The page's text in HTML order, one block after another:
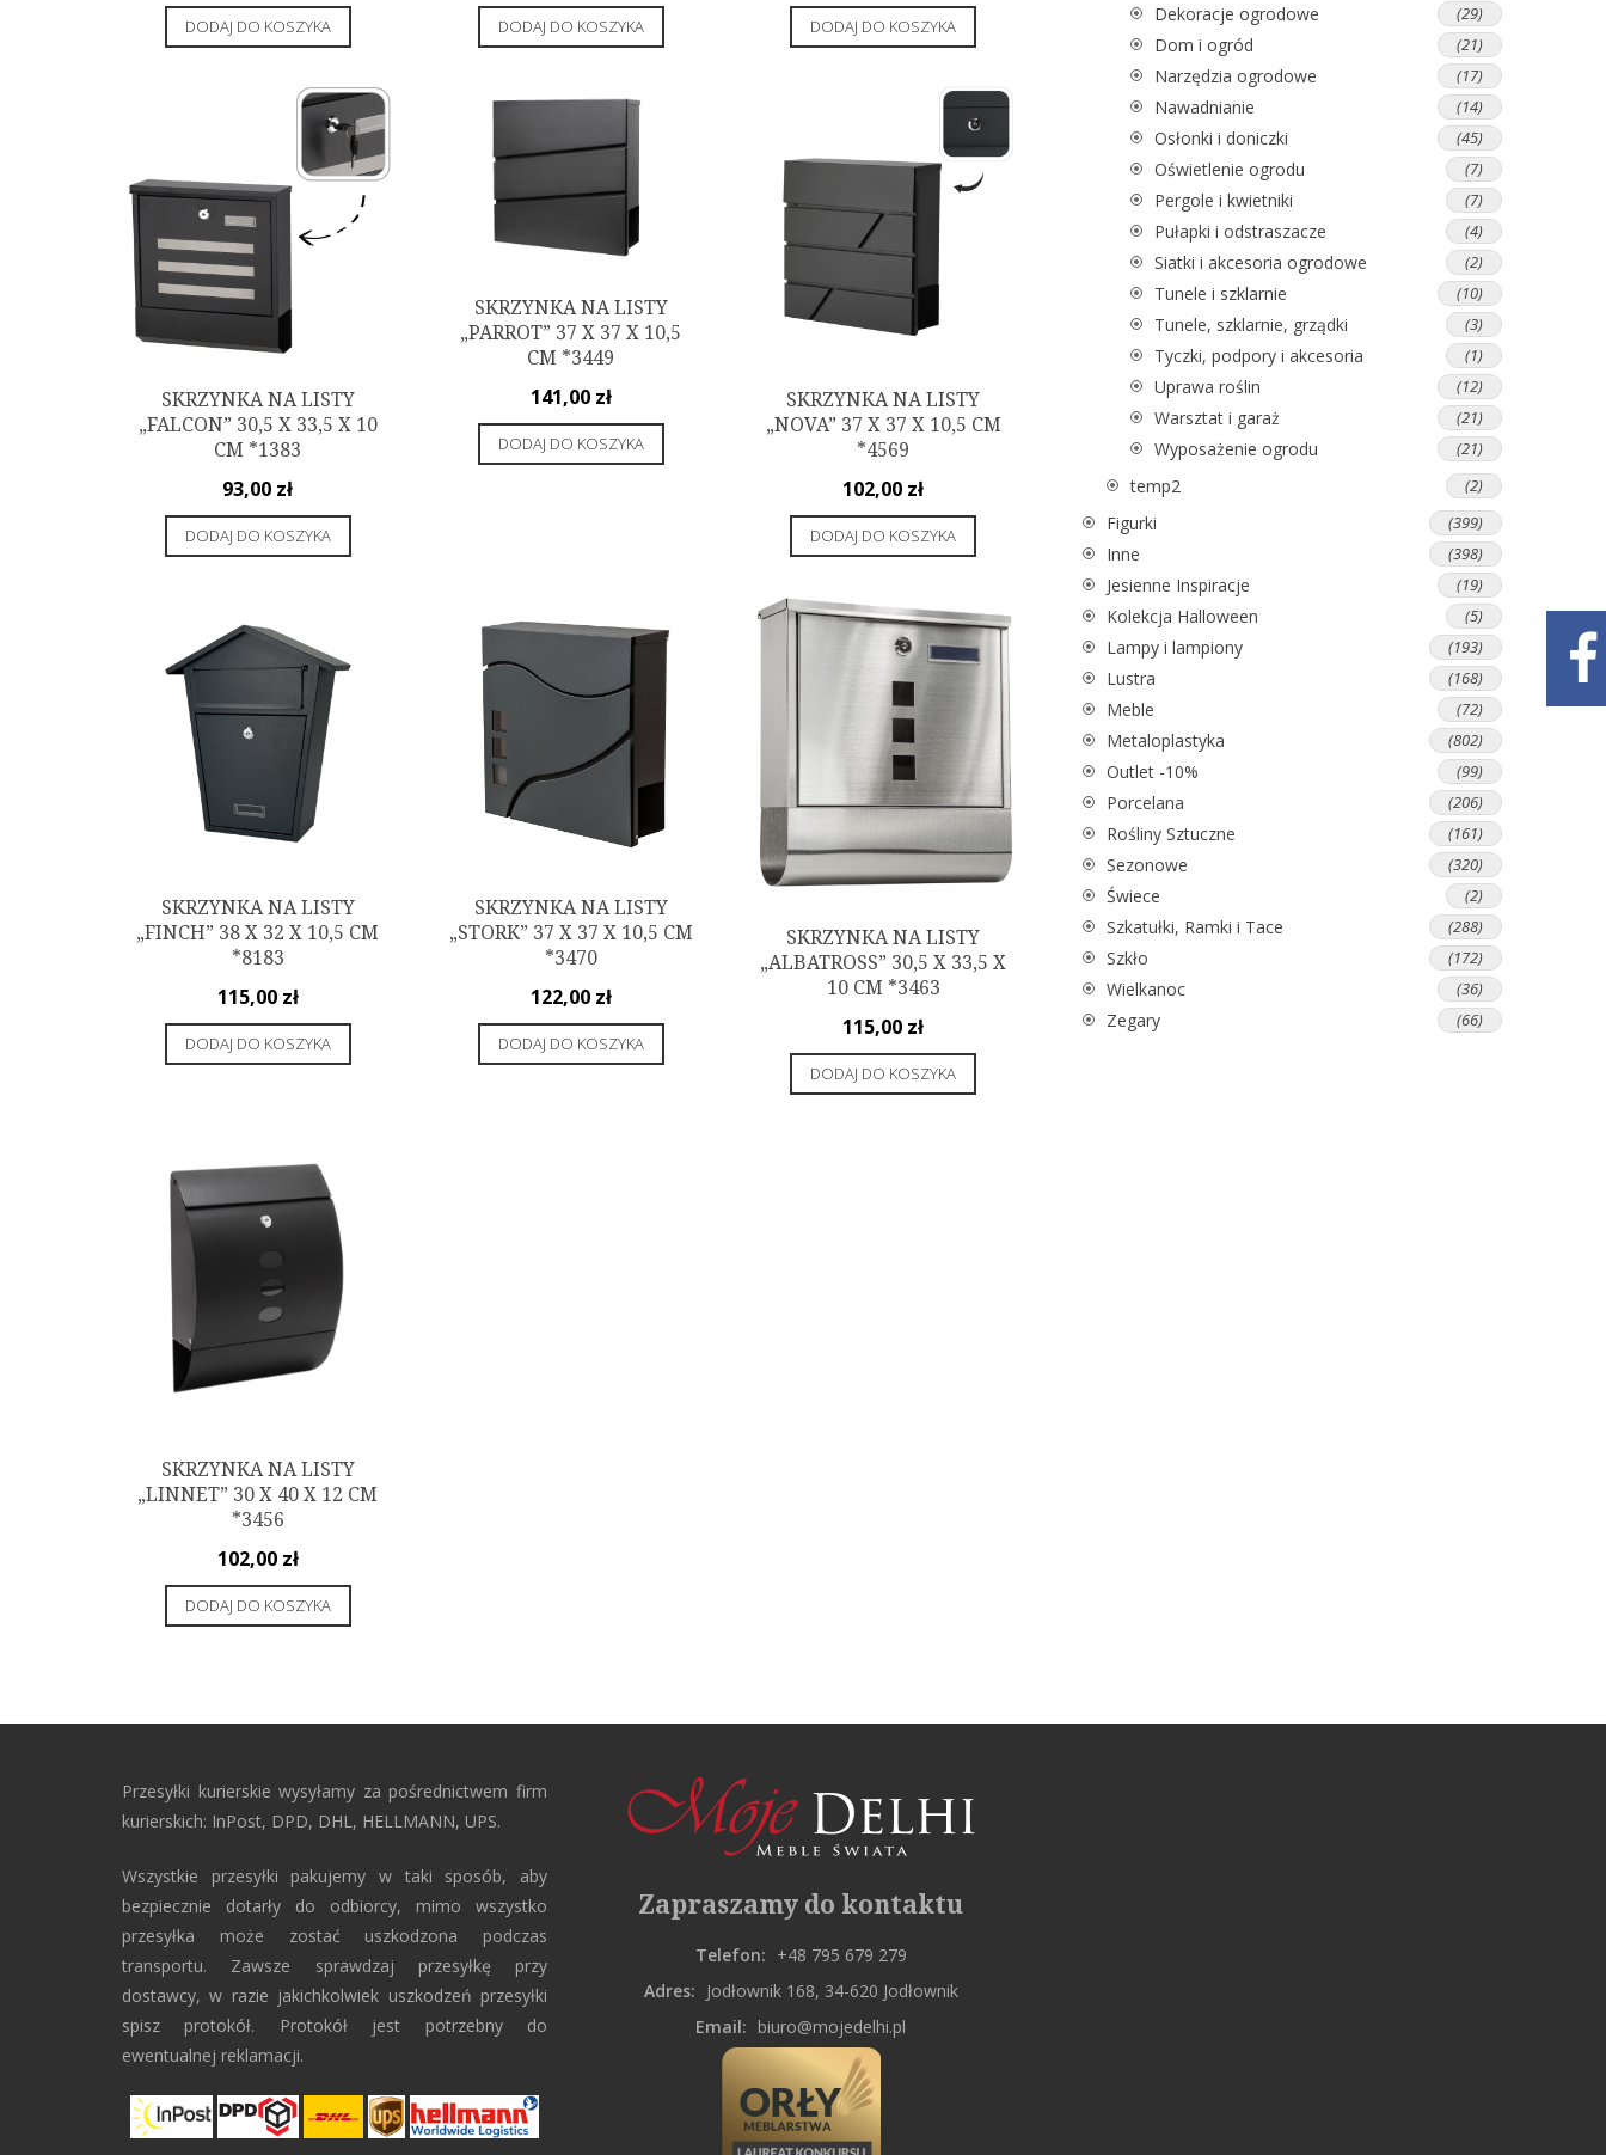
DODAJ DO KOSZYKA DODAJ DO KOSZYKA DODAJ DO KOSZYKA
SKRZYNKA NA LISTY
„FALCON” 30,5 X 33,5 X 10
CM *1383
93,00 zł
DODAJ DO KOSZYKA
SKRZYNKA NA LISTY
„PARROT” 37 X 37 X 10,5
CM *3449
141,00 zł
DODAJ DO KOSZYKA
SKRZYNKA NA LISTY
„NOVA” 37 X 37 X 10,5 CM
*4569
102,00 zł
DODAJ DO KOSZYKA
SKRZYNKA NA LISTY
„FINCH” 38 X 32 X 10,5 CM
*8183
115,00 zł
DODAJ DO KOSZYKA
SKRZYNKA NA LISTY
„STORK” 37 X 37 X 10,5 CM
*3470
122,00 zł
DODAJ DO KOSZYKA
SKRZYNKA NA LISTY
„ALBATROSS” 30,5 X 33,5 X
10 CM *3463
115,00 zł
DODAJ DO KOSZYKA
SKRZYNKA NA LISTY
„LINNET” 30 X 40 X 12 CM
*3456
102,00 zł
DODAJ DO KOSZYKA
Dekoracje ogrodowe (29)
Dom i ogród (21)
Narzędzia ogrodowe (17)
Nawadnianie (14)
Osłonki i doniczki (45)
Oświetlenie ogrodu (7)
Pergole i kwietniki (7)
Pułapki i odstraszacze (4)
Siatki i akcesoria ogrodowe (2)
Tunele i szklarnie (10)
Tunele, szklarnie, grządki (3)
Tyczki, podpory i akcesoria (1)
Uprawa roślin (12)
Warsztat i garaż (21)
Wyposażenie ogrodu (21)
temp2 (2)
Figurki (399)
Inne (398)
Jesienne Inspiracje (19)
Kolekcja Halloween (5)
Lampy i lampiony (193)
Lustra (168)
Meble (72)
Metaloplastyka (802)
Outlet -10% (99)
Porcelana (206)
Rośliny Sztuczne (161)
Sezonowe (320)
Świece (2)
Szkatułki, Ramki i Tace (288)
Szkło (172)
Wielkanoc (36)
Zegary (66)
Przesyłki kurierskie wysyłamy za pośrednictwem firm
kurierskich: InPost, DPD, DHL, HELLMANN, UPS.
Wszystkie przesyłki pakujemy w taki sposób, aby
bezpiecznie dotarły do odbiorcy, mimo wszystko
przesyłka może zostać uszkodzona podczas
transportu. Zawsze sprawdzaj przesyłkę przy
dostawcy, w razie jakichkolwiek uszkodzeń przesyłki
spisz protokół. Protokół jest potrzebny do
ewentualnej reklamacji.
Zapraszamy do kontaktu
Telefon: +48 795 679 279
Adres:
Jodłownik 168, 34-620 Jodłownik
Email: biuro@mojedelhi.pl